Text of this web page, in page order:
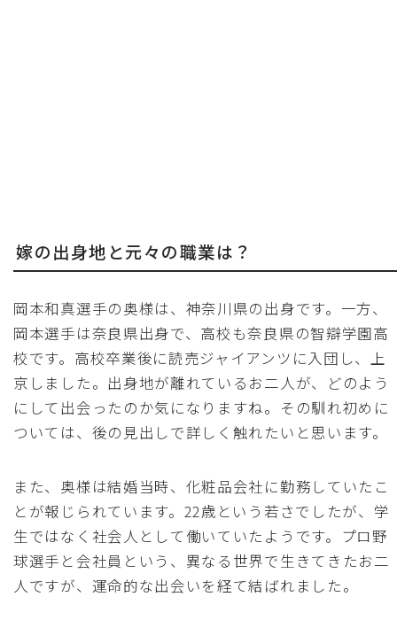
嫁の出身地と元々の職業は？
岡本和真選手の奥様は、神奈川県の出身です。一方、
岡本選手は奈良県出身で、高校も奈良県の智辯学園高
校です。高校卒業後に読売ジャイアンツに入団し、上
京しました。出身地が離れているお二人が、どのよう
にして出会ったのか気になりますね。その馴れ初めに
ついては、後の見出しで詳しく触れたいと思います。
また、奥様は結婚当時、化粧品会社に勤務していたこ
とが報じられています。22歳という若さでしたが、学
生ではなく社会人として働いていたようです。プロ野
球選手と会社員という、異なる世界で生きてきたお二
人ですが、運命的な出会いを経て結ばれました。